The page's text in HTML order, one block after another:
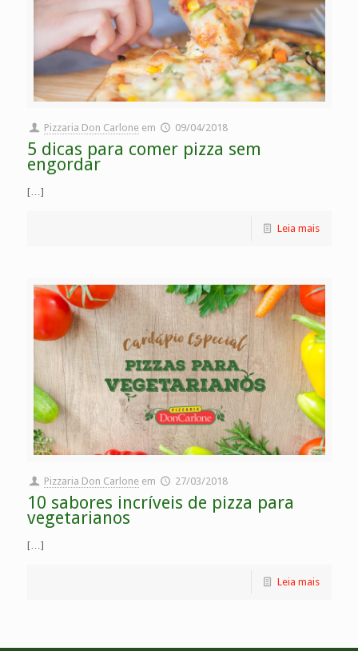
Pizzaria Don Carlone em 09/04/2018
5 dicas para comer pizza sem
engordar
[…]
Leia mais
Pizzaria Don Carlone em 27/03/2018
10 sabores incríveis de pizza para
vegetarianos
[…]
Leia mais